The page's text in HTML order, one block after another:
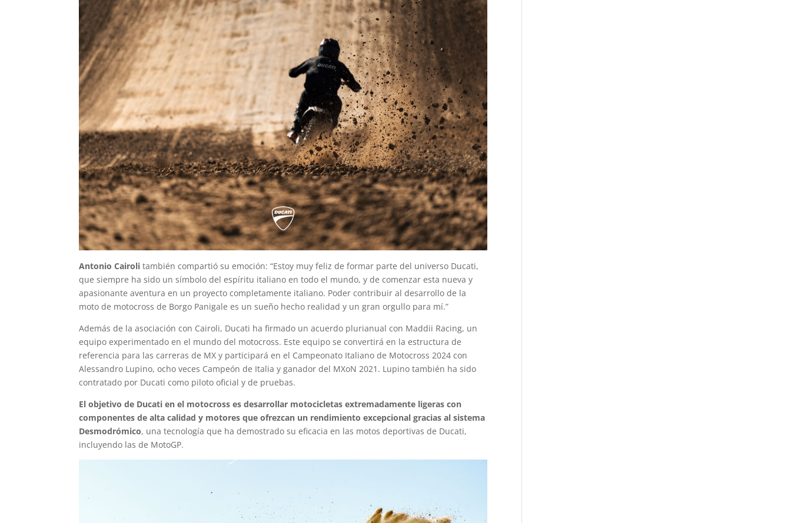
Antonio Cairoli también compartió su emoción: “Estoy muy feliz de formar parte del universo Ducati,
que siempre ha sido un símbolo del espíritu italiano en todo el mundo, y de comenzar esta nueva y
apasionante aventura en un proyecto completamente italiano. Poder contribuir al desarrollo de la
moto de motocross de Borgo Panigale es un sueño hecho realidad y un gran orgullo para mí.”
Además de la asociación con Cairoli, Ducati ha firmado un acuerdo plurianual con Maddii Racing, un
equipo experimentado en el mundo del motocross. Este equipo se convertirá en la estructura de
referencia para las carreras de MX y participará en el Campeonato Italiano de Motocross 2024 con
Alessandro Lupino, ocho veces Campeón de Italia y ganador del MXoN 2021. Lupino también ha sido
contratado por Ducati como piloto oficial y de pruebas.
El objetivo de Ducati en el motocross es desarrollar motocicletas extremadamente ligeras con
componentes de alta calidad y motores que ofrezcan un rendimiento excepcional gracias al sistema
Desmodrómico, una tecnología que ha demostrado su eficacia en las motos deportivas de Ducati,
incluyendo las de MotoGP.